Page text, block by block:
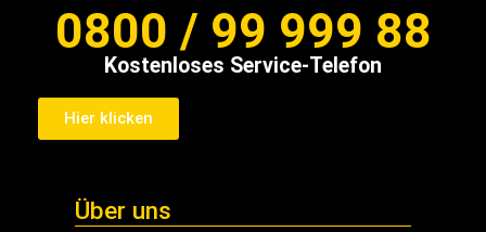
0800 / 99 999 88
Kostenloses Service-Telefon
Hier klicken
Über uns